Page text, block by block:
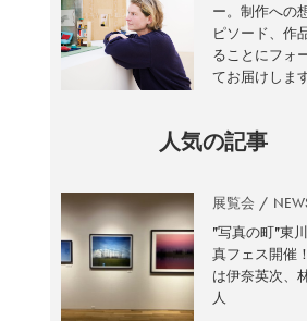
ー。制作への
ピソード、作
ることにフォ
てお届けします
人気の記事
展覧会
”写真の町”東
真フェス開催
は伊奈英次、
人